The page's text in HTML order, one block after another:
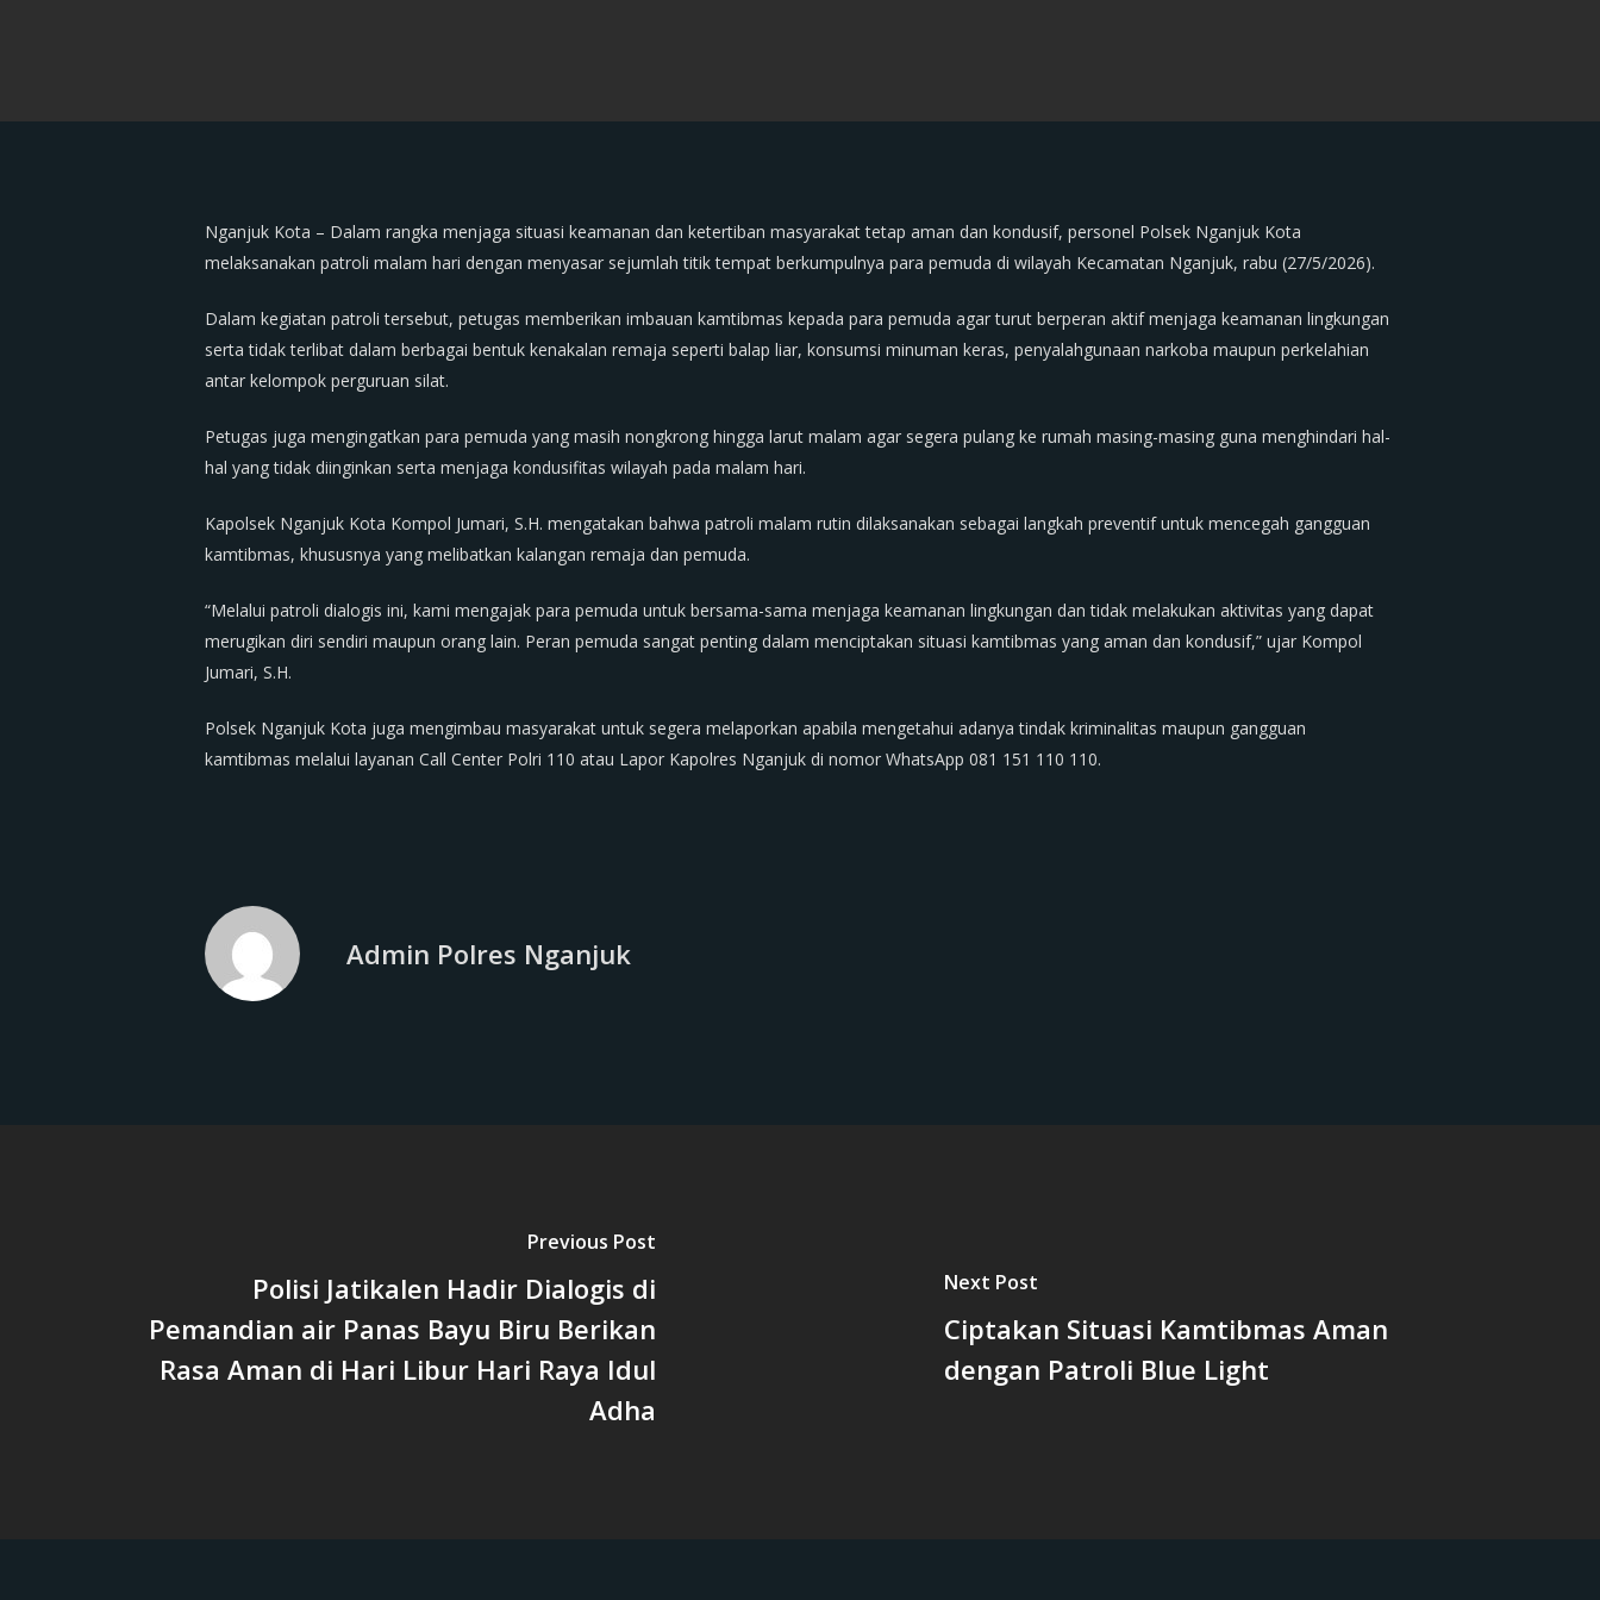
Nganjuk Kota – Dalam rangka menjaga situasi keamanan dan ketertiban masyarakat tetap aman dan kondusif, personel Polsek Nganjuk Kota
melaksanakan patroli malam hari dengan menyasar sejumlah titik tempat berkumpulnya para pemuda di wilayah Kecamatan Nganjuk, rabu (27/5/2026).
Dalam kegiatan patroli tersebut, petugas memberikan imbauan kamtibmas kepada para pemuda agar turut berperan aktif menjaga keamanan lingkungan
serta tidak terlibat dalam berbagai bentuk kenakalan remaja seperti balap liar, konsumsi minuman keras, penyalahgunaan narkoba maupun perkelahian
antar kelompok perguruan silat.
Petugas juga mengingatkan para pemuda yang masih nongkrong hingga larut malam agar segera pulang ke rumah masing-masing guna menghindari hal-
hal yang tidak diinginkan serta menjaga kondusifitas wilayah pada malam hari.
Kapolsek Nganjuk Kota Kompol Jumari, S.H. mengatakan bahwa patroli malam rutin dilaksanakan sebagai langkah preventif untuk mencegah gangguan
kamtibmas, khususnya yang melibatkan kalangan remaja dan pemuda.
“Melalui patroli dialogis ini, kami mengajak para pemuda untuk bersama-sama menjaga keamanan lingkungan dan tidak melakukan aktivitas yang dapat
merugikan diri sendiri maupun orang lain. Peran pemuda sangat penting dalam menciptakan situasi kamtibmas yang aman dan kondusif,” ujar Kompol
Jumari, S.H.
Polsek Nganjuk Kota juga mengimbau masyarakat untuk segera melaporkan apabila mengetahui adanya tindak kriminalitas maupun gangguan
kamtibmas melalui layanan Call Center Polri 110 atau Lapor Kapolres Nganjuk di nomor WhatsApp 081 151 110 110.
Admin Polres Nganjuk
Previous Post
Polisi Jatikalen Hadir Dialogis di
Pemandian air Panas Bayu Biru Berikan
Rasa Aman di Hari Libur Hari Raya Idul
Adha
Next Post
Ciptakan Situasi Kamtibmas Aman
dengan Patroli Blue Light